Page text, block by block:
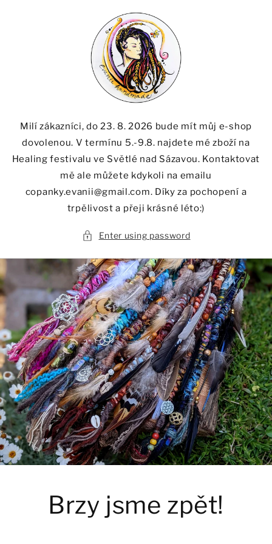
Milí zákazníci, do 23. 8. 2026 bude mít můj e-shop
dovolenou. V termínu 5.-9.8. najdete mé zboží na
Healing festivalu ve Světlé nad Sázavou. Kontaktovat
mě ale můžete kdykoli na emailu
copanky.evanii@gmail.com. Díky za pochopení a
trpělivost a přeji krásné léto:)
Enter using password
Brzy jsme zpět!